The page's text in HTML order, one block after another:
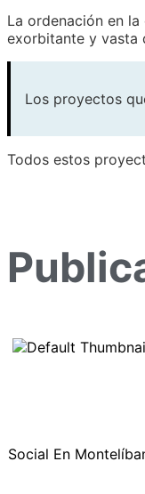
La ordenación en
exorbitante y vasta
Los proyectos
Todos estos
Social En